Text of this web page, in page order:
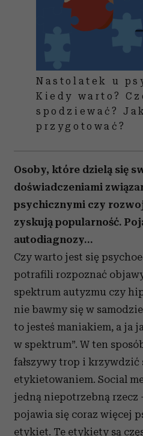
Nastolatek u
Kiedy warto?
spodziewać?
przygotować?
Osoby, które dzielą się
doświadczeniami
psychicznymi czy
zyskują popularność.
autodiagnozy…
Czy warto jest się
potrafili rozpoznać
spektrum autyzmu czy
nie bawmy się w
to jesteś maniakiem, a ja
w spektrum”. W ten
fałszywy trop i krzywdzić
etykietowaniem. Social
jedną niepotrzebną rzecz
pojawia się coraz więcej
etykiet. Te etykiety są